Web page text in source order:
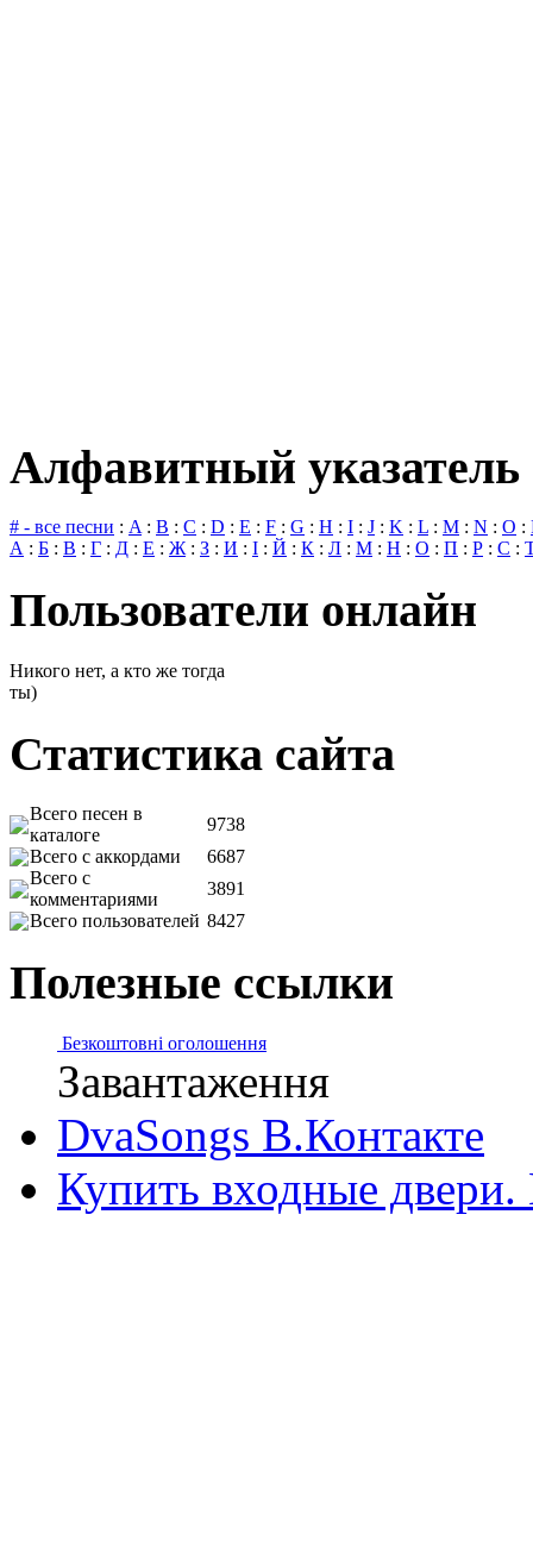
Алфавитный указатель
# - все песни : A: B : C : D : E : F : G : H : I : J : K : L : M : N : O :
А : Б : В : Г : Д : Е : Ж: З : И : І : Й : К : Л : М : Н : О : П : Р : С :
Пользователи онлайн
Никого нет, а кто же тогда
ты)
Статистика сайта
Всего песен в
каталоге
9738
Всего с аккордами
6687
Всего с
комментариями
3891
Всего пользователей 8427
Полезные ссылки
Безкоштовні оголошення
Завантаження
DvaSongs В.Контакте
Купить входные двери.